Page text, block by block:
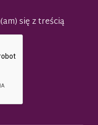
się z treścią